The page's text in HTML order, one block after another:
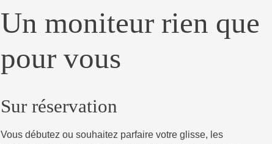
Un moniteur rien que
pour vous
Sur réservation
Vous débutez ou souhaitez parfaire votre glisse, les